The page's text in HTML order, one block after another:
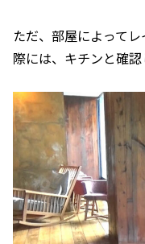
ただ、部屋によって
際には、キチンと確認